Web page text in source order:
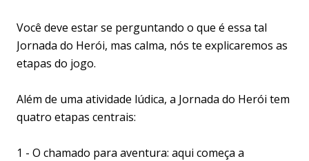
Você deve estar se perguntando o que é essa tal
Jornada do Herói, mas calma, nós te explicaremos as
etapas do jogo.
Além de uma atividade lúdica, a Jornada do Herói tem
quatro etapas centrais:
1 - O chamado para aventura: aqui começa a